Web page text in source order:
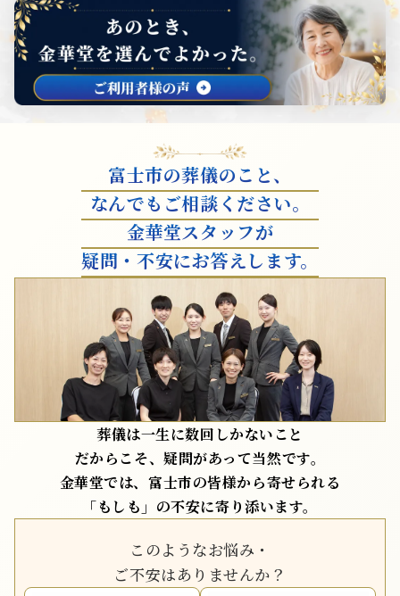
富士市の葬儀のこと、
なんでもご相談ください。
金華堂スタッフが
疑問・不安にお答えします。
葬儀は一生に数回しかないこと
だからこそ、疑問があって当然です。
金華堂では、富士市の皆様から寄せられる
「もしも」の不安に寄り添います。
このようなお悩み・
ご不安はありませんか？